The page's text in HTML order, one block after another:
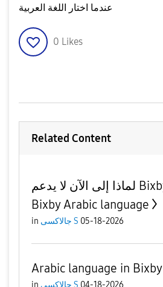
عندما اختار اللغة العربية
0 Likes
Related Content
لماذا إلى الآن لا يدعم Bixby اللغة العربية
Bixby Arabic language
in جالاكسى S 05-18-2026
Arabic language in Bixby
in جالاكسى S 04-18-2026